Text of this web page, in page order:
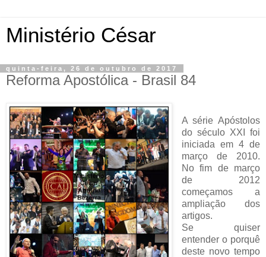
Ministério César
quinta-feira, 26 de outubro de 2017
Reforma Apostólica - Brasil 84
A série Apóstolos
do século XXI foi
iniciada em 4 de
março de 2010.
No fim de março
de 2012
começamos a
ampliação dos
artigos.
Se quiser
entender o porquê
deste novo tempo